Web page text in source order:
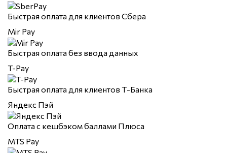
Быстрая оплата для клиентов Сбера
Mir Pay
Быстрая оплата без ввода данных
T-Pay
Быстрая оплата для клиентов Т-Банка
Яндекс Пэй
Оплата с кешбэком баллами Плюса
MTS Pay